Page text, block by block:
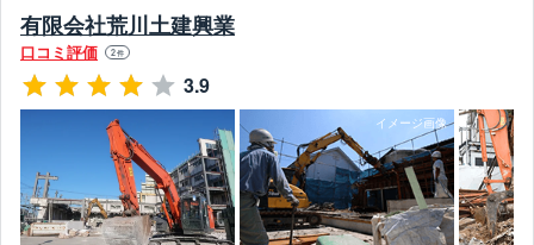
有限会社荒川土建興業
口コミ評価 2件
3.9